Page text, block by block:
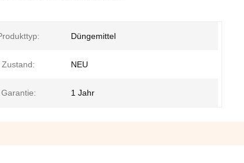
Düngemittel
Zustand: NEU
Garantie: 1 Jahr